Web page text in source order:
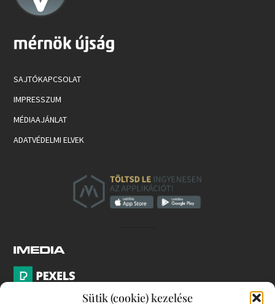
Sütik (cookie) kezelése
SAJTÓKAPCSOLAT
IMPRESSZUM
MÉDIAAJÁNLAT
ADATVÉDELMI ELVEK